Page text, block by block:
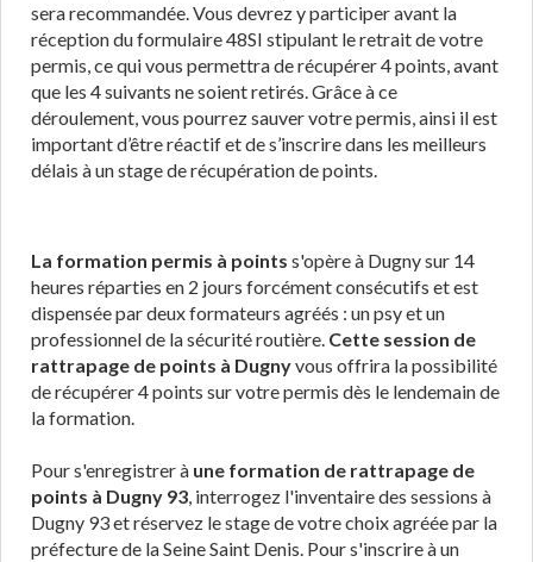
sera recommandée. Vous devrez y participer avant la
réception du formulaire 48SI stipulant le retrait de votre
permis, ce qui vous permettra de récupérer 4 points, avant
que les 4 suivants ne soient retirés. Grâce à ce
déroulement, vous pourrez sauver votre permis, ainsi il est
important d’être réactif et de s’inscrire dans les meilleurs
délais à un stage de récupération de points.
La formation permis à points s'opère à Dugny sur 14
heures réparties en 2 jours forcément consécutifs et est
dispensée par deux formateurs agréés : un psy et un
professionnel de la sécurité routière. Cette session de
rattrapage de points à Dugnyvous offrira la possibilité
de récupérer 4 points sur votre permis dès le lendemain de
la formation.
Pour s'enregistrer à une formation de rattrapage de
points à Dugny 93, interrogez l'inventaire des sessions à
Dugny 93 et réservez le stage de votre choix agréée par la
préfecture de la Seine Saint Denis. Pour s'inscrire à un